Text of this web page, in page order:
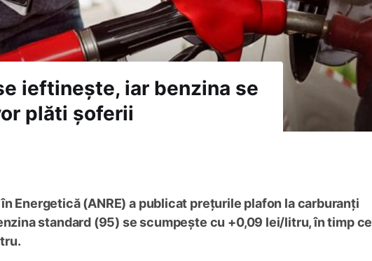
ieftinește, iar benzina se
plăti șoferii
Energetică (ANRE) a publicat prețurile plafon la carburanți
standard (95) se scumpește cu +0,09 lei/litru, în timp ce